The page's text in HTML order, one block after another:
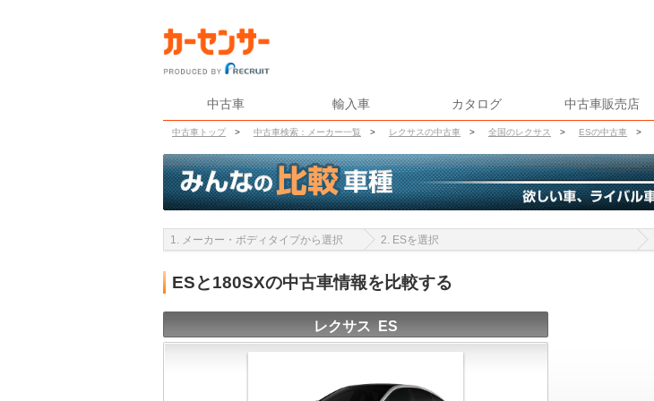
中古車 輸入車 カタログ 中古車販売店
中古車トップ > 中古車検索：メーカー一覧 > レクサスの中古車 > 全国のレクサス > ESの中古車 >
1. メーカー・ボディタイプから選択 2. ESを選択
ESと180SXの中古車情報を比較する
レクサス ES